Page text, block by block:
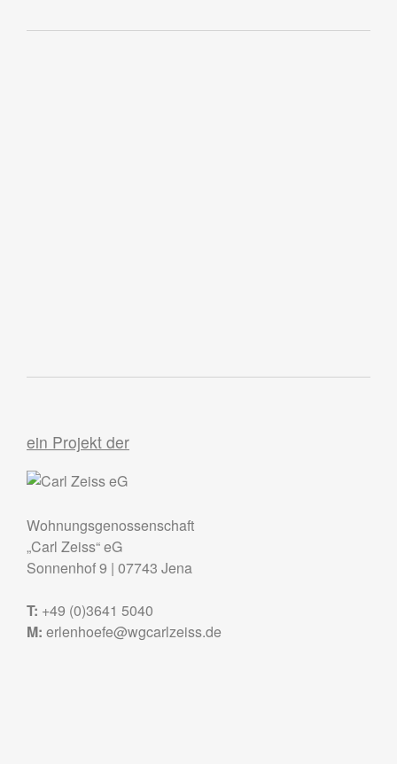
ein Projekt der
Wohnungsgenossenschaft
„Carl Zeiss“ eG
Sonnenhof 9 | 07743 Jena
T: +49 (0)3641 5040
M: erlenhoefe@wgcarlzeiss.de